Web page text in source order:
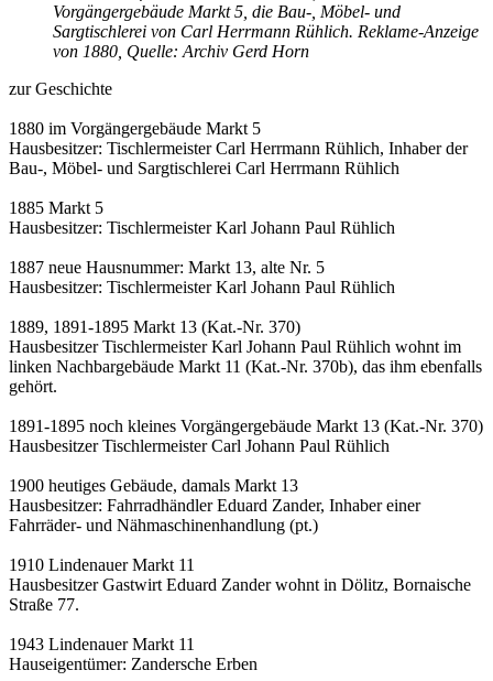
Vorgängergebäude Markt 5, die Bau-, Möbel- und
Sargtischlerei von Carl Herrmann Rühlich. Reklame-Anzeige
von 1880, Quelle: Archiv Gerd Horn
zur Geschichte
1880 im Vorgängergebäude Markt 5
Hausbesitzer: Tischlermeister Carl Herrmann Rühlich, Inhaber der
Bau-, Möbel- und Sargtischlerei Carl Herrmann Rühlich
1885 Markt 5
Hausbesitzer: Tischlermeister Karl Johann Paul Rühlich
1887 neue Hausnummer: Markt 13, alte Nr. 5
Hausbesitzer: Tischlermeister Karl Johann Paul Rühlich
1889, 1891-1895 Markt 13 (Kat.-Nr. 370)
Hausbesitzer Tischlermeister Karl Johann Paul Rühlich wohnt im
linken Nachbargebäude Markt 11 (Kat.-Nr. 370b), das ihm ebenfalls
gehört.
1891-1895 noch kleines Vorgängergebäude Markt 13 (Kat.-Nr. 370)
Hausbesitzer Tischlermeister Carl Johann Paul Rühlich
1900 heutiges Gebäude, damals Markt 13
Hausbesitzer: Fahrradhändler Eduard Zander, Inhaber einer
Fahrräder- und Nähmaschinenhandlung (pt.)
1910 Lindenauer Markt 11
Hausbesitzer Gastwirt Eduard Zander wohnt in Dölitz, Bornaische
Straße 77.
1943 Lindenauer Markt 11
Hauseigentümer: Zandersche Erben